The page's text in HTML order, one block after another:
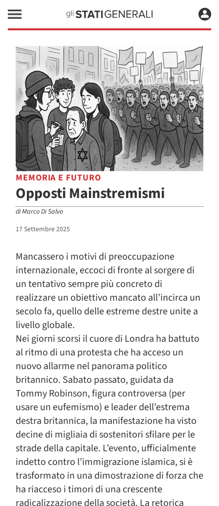
MEMORIA E FUTURO
Opposti Mainstremismi
diMarco Di Salvo
17 Settembre 2025
Mancassero i motivi di preoccupazione
internazionale, eccoci di fronte al sorgere di
un tentativo sempre più concreto di
realizzare un obiettivo mancato all’incirca un
secolo fa, quello delle estreme destre unite a
livello globale.
Nei giorni scorsi il cuore di Londra ha battuto
al ritmo di una protesta che ha acceso un
nuovo allarme nel panorama politico
britannico. Sabato passato, guidata da
Tommy Robinson, figura controversa (per
usare un eufemismo) e leader dell’estrema
destra britannica, la manifestazione ha visto
decine di migliaia di sostenitori sfilare per le
strade della capitale. L’evento, ufficialmente
indetto contro l’immigrazione islamica, si è
trasformato in una dimostrazione di forza che
ha riacceso i timori di una crescente
radicalizzazione della società. La retorica